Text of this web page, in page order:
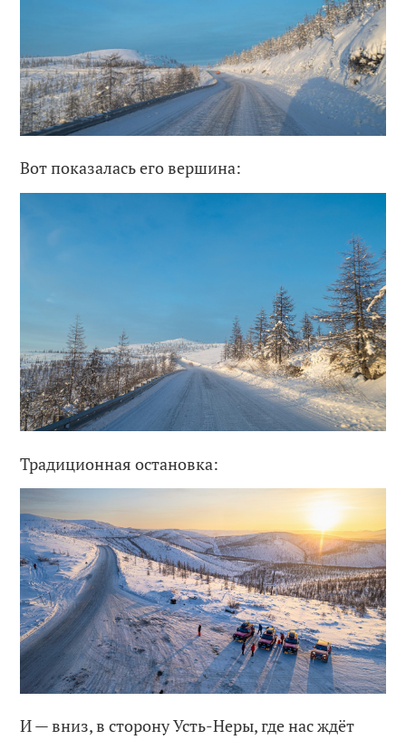
Вот показалась его вершина:
Традиционная остановка:
И — вниз, в сторону Усть-Неры, где нас ждёт